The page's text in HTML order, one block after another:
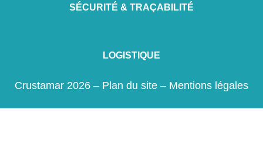
SÉCURITÉ & TRAÇABILITÉ
LOGISTIQUE
Crustamar 2026 – Plan du site – Mentions légales